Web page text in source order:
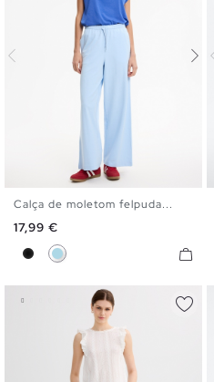
Calça de moletom felpuda...
Preço
17,99 €
PretoAzul Claro